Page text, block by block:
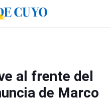
al frente del
de Marco